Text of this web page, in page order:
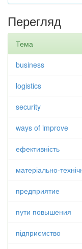
Перегляд
Тема
business
logistics
security
ways of improve
ефективність
матеріально-
предприятие
пути повышения
підприємство